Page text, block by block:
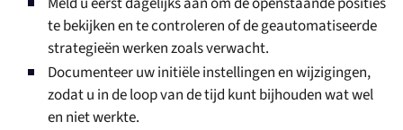
te bekijken en te controleren of de geautomatiseerde
strategieën werken zoals verwacht.
Documenteer uw initiële instellingen en wijzigingen,
zodat u in de loop van de tijd kunt bijhouden wat wel
en niet werkte.